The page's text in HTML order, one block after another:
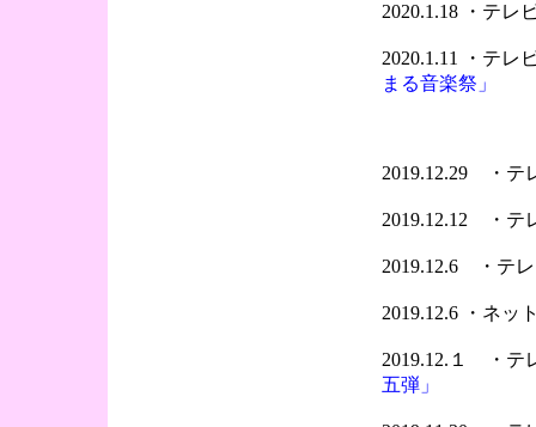
2020.1.18 ・テレ
2020.1.11 ・テレ
まる音楽祭」
2019.12.29 ・テ
2019.12.12 ・テ
2019.12.6 ・テ
2019.12.6 ・ネッ
2019.12.１ ・テ
五弾」